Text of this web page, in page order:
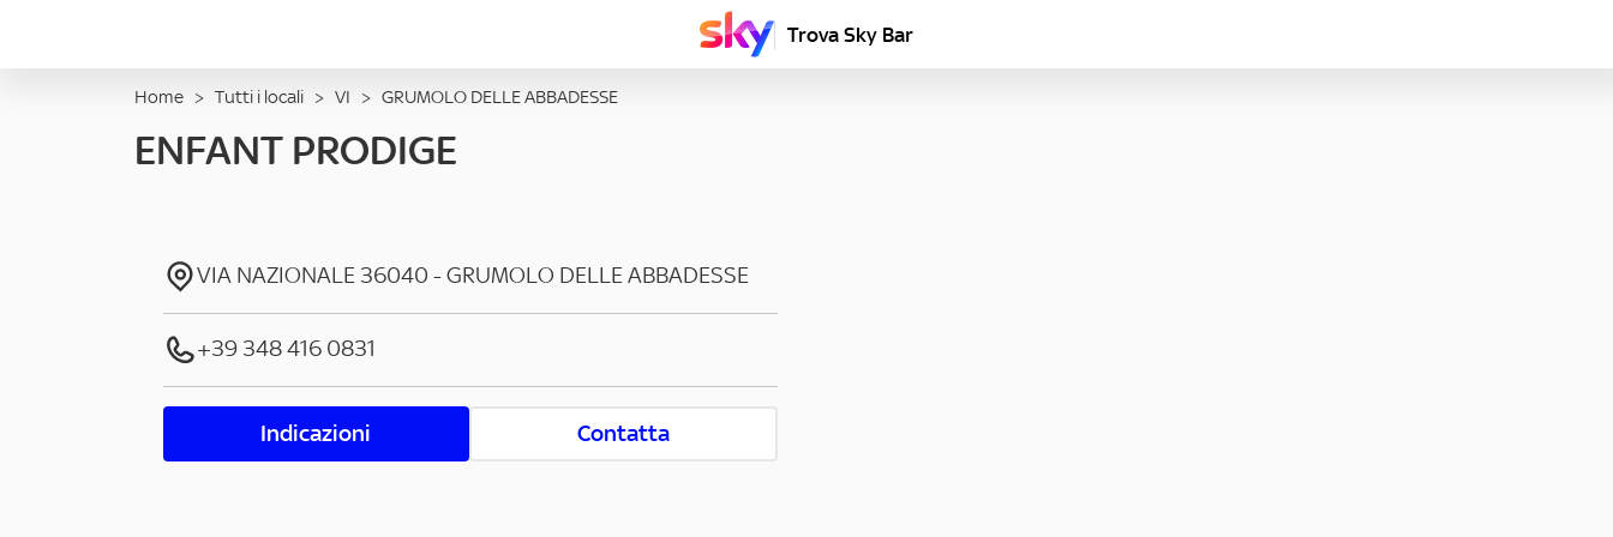
Trova Sky Bar
Home > Tutti i locali > VI > GRUMOLO DELLE ABBADESSE
ENFANT PRODIGE
VIA NAZIONALE 36040 -GRUMOLO DELLE ABBADESSE
+39 348 416 0831
Indicazioni Contatta